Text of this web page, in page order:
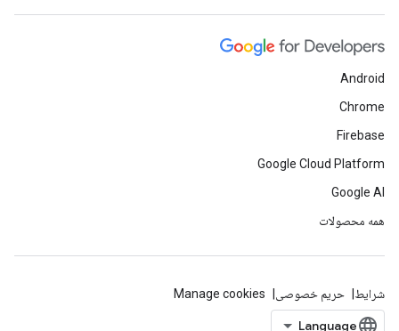
Android
Chrome
Firebase
Google Cloud Platform
Google AI
همه محصولات
شرایط حریم خصوصی Manage cookies